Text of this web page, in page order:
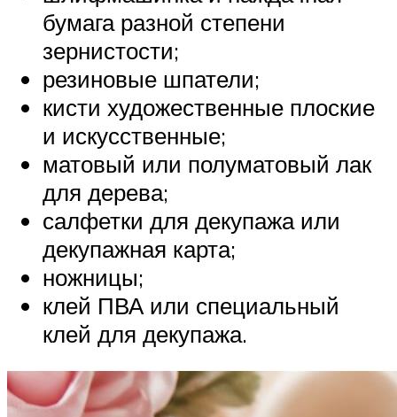
бумага разной степени
зернистости;
резиновые шпатели;
кисти художественные плоские
и искусственные;
матовый или полуматовый лак
для дерева;
салфетки для декупажа или
декупажная карта;
ножницы;
клей ПВА или специальный
клей для декупажа.